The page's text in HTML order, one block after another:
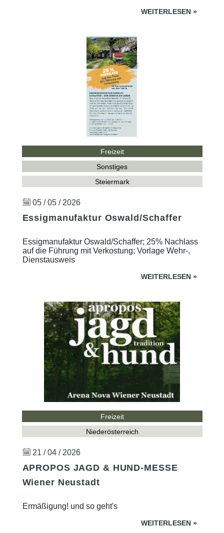
WEITERLESEN »
Freizeit
Sonstiges
Steiermark
05 / 05 / 2026
Essigmanufaktur Oswald/Schaffer
Essigmanufaktur Oswald/Schaffer; 25% Nachlass
auf die Führung mit Verkostung; Vorlage Wehr-,
Dienstausweis
WEITERLESEN »
Freizeit
Niederösterreich
21 / 04 / 2026
APROPOS JAGD & HUND-MESSE
Wiener Neustadt
Ermäßigung! und so geht's
WEITERLESEN »